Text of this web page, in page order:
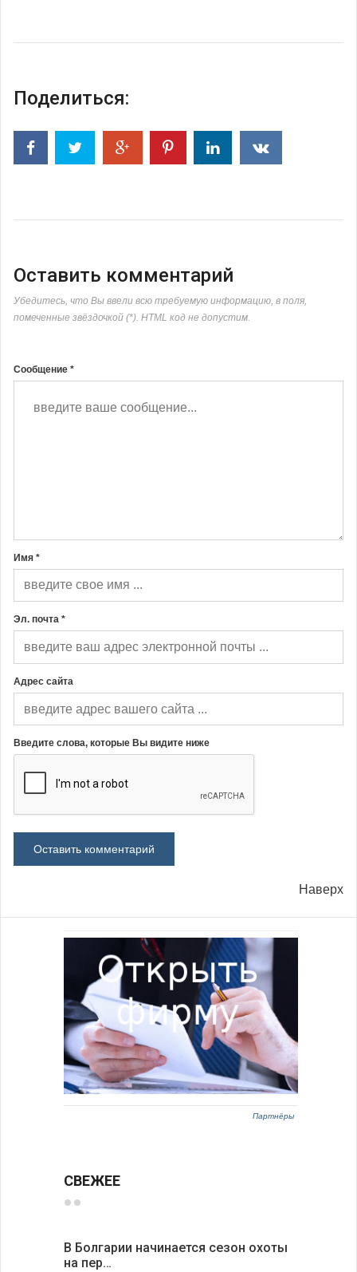
Поделиться:
Оставить комментарий
Убедитесь, что Вы ввели всю требуемую информацию, в поля,
помеченные звёздочкой (*). HTML код не допустим.
Сообщение *
Имя *
Эл. почта *
Адрес сайта
Введите слова, которые Вы видите ниже
Наверх
Партнёры
СВЕЖЕЕ
В Болгарии начинается сезон охоты
на пер…